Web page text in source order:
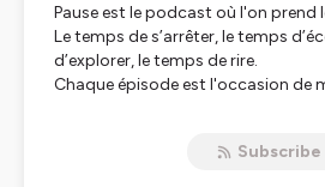
Pause est le podcast où l'on prend
Le temps de s’arrêter, le temps
d’explorer, le temps de rire.
Chaque épisode est l'occasion de
d’entreprises, écrivains,Subscribe